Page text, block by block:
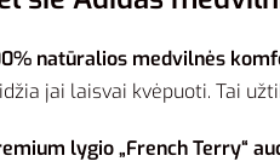
natūralios medvilnės
jai laisvai kvėpuoti. Tai
lygio „French Terry“